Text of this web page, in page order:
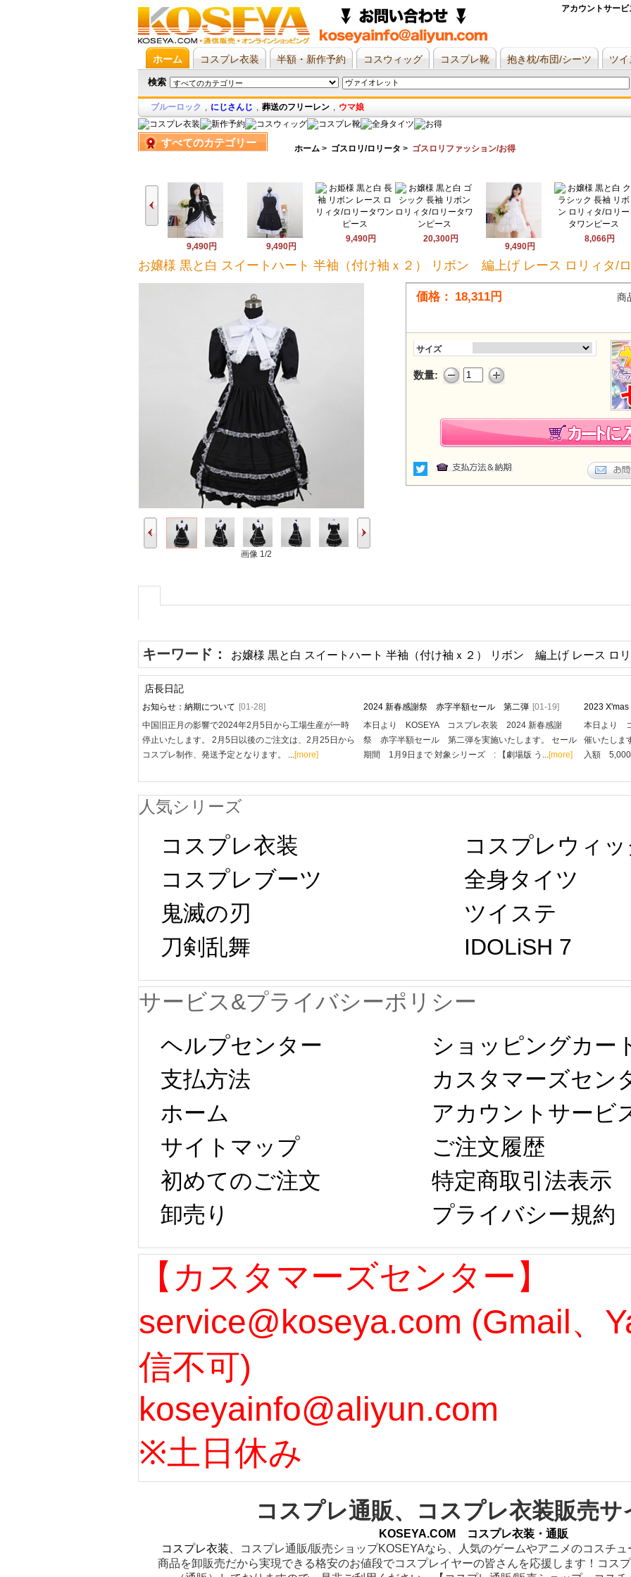
アカウントサービ
ホーム コスプレ衣装 半額・新作予約 コスウィッグ コスプレ靴 抱き枕/布団/シーツ ツイ
検索
ブルーロック , にじさんじ , 葬送のフリーレン , ウマ娘
すべてのカテゴリー ホーム > ゴスロリ/ロリータ > ゴスロリファッション/お得
9,490円 9,490円
9,490円 20,300円
9,490円
8,066円
お嬢様 黒と白 スイートハート 半袖（付け袖ｘ２） リボン 編上げ レース ロリィタ/
画像 1/2
価格： 18,311円 商
サイズ
数量:
キーワード： お嬢様 黒と白 スイートハート 半袖（付け袖ｘ２） リボン 編上げ レース ロ
店長日記
お知らせ：納期について [01-28]
中国旧正月の影響で2024年2月5日から工場生産が一時
停止いたします。 2月5日以後のご注文は、2月25日から
コスプレ制作、発送予定となります。 ...[more]
2024 新春感謝祭 赤字半額セール 第二弾 [01-19]
本日より KOSEYA コスプレ衣装 2024 新春感謝
祭 赤字半額セール 第二弾を実施いたします。 セール
期間 1月9日まで 対象シリーズ : 【劇場版 う...[more]
2023
本日より
催いたしま
入額
人気シリーズ
コスプレ衣装
コスプレウィ
コスプレブーツ
全身タイツ
鬼滅の刃
ツイステ
刀剣乱舞
IDOLiSH 7
サービス&プライバシーポリシー
ヘルプセンター
ショッピングカー
支払方法
カスタマーズセン
ホーム
アカウントサービ
サイトマップ
ご注文履歴
初めてのご注文
特定商取引法表示
卸売り
プライバシー規約
【カスタマーズセンター】
service@koseya.com (Gmail、
信不可)
koseyainfo@aliyun.com
※土日休み
コスプレ通販、コスプレ衣装販売サ
KOSEYA.COM コスプレ衣装・通販
コスプレ衣装 、コスプレ通販/販売ショップKOSEYAなら、人気のゲームやアニメのコスチ
商品を卸販売だから実現できる格安のお値段でコスプレイヤーの皆さんを応援します！コス